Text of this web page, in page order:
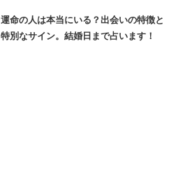
運命の人は本当にいる？出会いの特徴と
特別なサイン。結婚日まで占います！